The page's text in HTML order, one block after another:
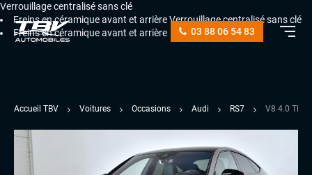
Verrouillage centralisé sans clé
Freins en céramique avant et arrièreVerrouillage centralisé sans clé
Freins en céramique avant et arrière
03 88 06 54 83
Accueil TBV Voitures Occasions Audi RS7 V8 4.0 TFSI